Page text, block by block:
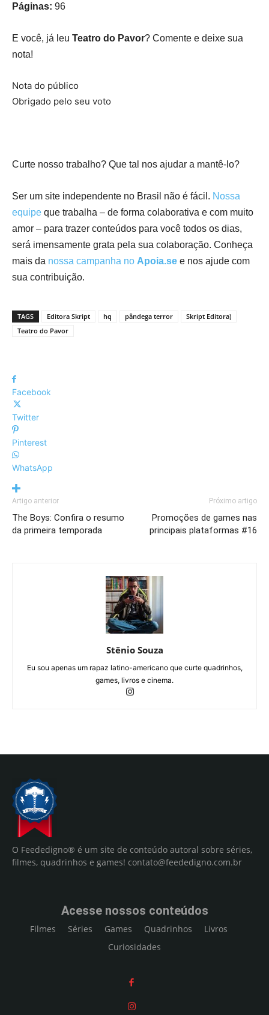
Páginas: 96
E você, já leu Teatro do Pavor? Comente e deixe sua
nota!
Nota do público
Obrigado pelo seu voto
Curte nosso trabalho? Que tal nos ajudar a mantê-lo?
Ser um site independente no Brasil não é fácil. Nossa
equipe que trabalha – de forma colaborativa e com muito
amor – para trazer conteúdos para você todos os dias,
será imensamente grata pela sua colaboração. Conheça
mais da nossa campanha no Apoia.se e nos ajude com
sua contribuição.
TAGS Editora Skript hq pândega terror
Skript Editora)
Teatro do Pavor
Facebook
Twitter
Pinterest
WhatsApp
Artigo anterior
The Boys: Confira o resumo
da primeira temporada
Próximo artigo
Promoções de games nas
principais plataformas #16
Stênio Souza
Eu sou apenas um rapaz latino-americano que curte quadrinhos,
games, livros e cinema.
O Feededigno® é um site de conteúdo autoral sobre séries,
filmes, quadrinhos e games! contato@feededigno.com.br
Acesse nossos conteúdos
Filmes Séries Games Quadrinhos
Livros
Curiosidades